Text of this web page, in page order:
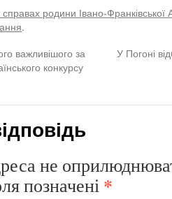
справах родини Івано-Франківської
.
важливішого за
конкурсу
У Погоні
не
позначені *